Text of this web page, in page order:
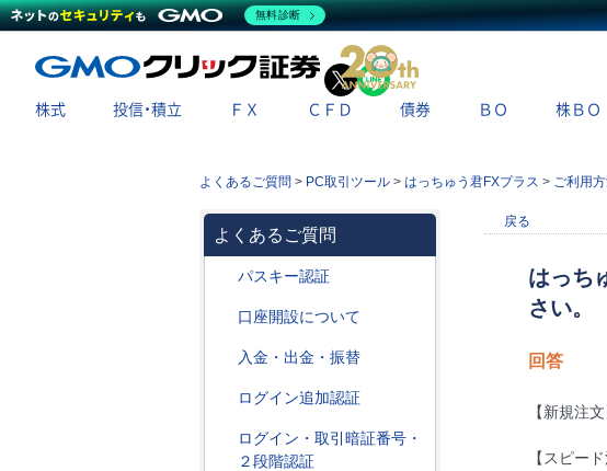
X
株式 投信・積立 ＦＸ ＣＦＤ 債券 ＢＯ 株ＢＯ
よくあるご質問 > PC取引ツール > はっちゅう君FXプラス > ご利用
よくあるご質問
パスキー認証
口座開設について
入金・出金・振替
ログイン追加認証
ログイン・取引暗証番号・
２段階認証
戻る
はっち
さい。
回答
【新規注
【スピー
無料診断